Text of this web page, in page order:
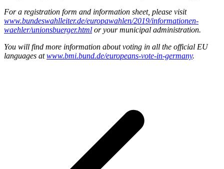
For a registration form and information sheet, please visit
www.bundeswahlleiter.de/europawahlen/2019/informationen-
waehler/unionsbuerger.html or your municipal administration.
You will find more information about voting in all the official EU
languages atwww.bmi.bund.de/europeans-vote-in-germany.